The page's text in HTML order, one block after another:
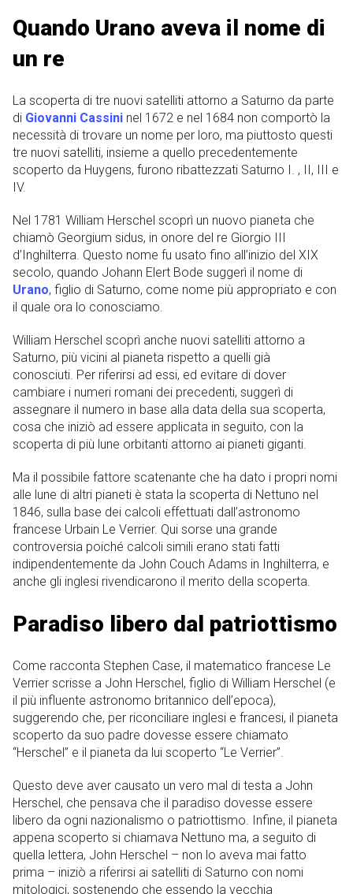
Quando Urano aveva il nome di
un re
La scoperta di tre nuovi satelliti attorno a Saturno da parte
di Giovanni Cassini nel 1672 e nel 1684 non comportò la
necessità di trovare un nome per loro, ma piuttosto questi
tre nuovi satelliti, insieme a quello precedentemente
scoperto da Huygens, furono ribattezzati Saturno I. , II, III e
IV.
Nel 1781 William Herschel scoprì un nuovo pianeta che
chiamò Georgium sidus, in onore del re Giorgio III
d’Inghilterra. Questo nome fu usato fino all’inizio del XIX
secolo, quando Johann Elert Bode suggerì il nome di
Urano, figlio di Saturno, come nome più appropriato e con
il quale ora lo conosciamo.
William Herschel scoprì anche nuovi satelliti attorno a
Saturno, più vicini al pianeta rispetto a quelli già
conosciuti. Per riferirsi ad essi, ed evitare di dover
cambiare i numeri romani dei precedenti, suggerì di
assegnare il numero in base alla data della sua scoperta,
cosa che iniziò ad essere applicata in seguito, con la
scoperta di più lune orbitanti attorno ai pianeti giganti.
Ma il possibile fattore scatenante che ha dato i propri nomi
alle lune di altri pianeti è stata la scoperta di Nettuno nel
1846, sulla base dei calcoli effettuati dall’astronomo
francese Urbain Le Verrier. Qui sorse una grande
controversia poiché calcoli simili erano stati fatti
indipendentemente da John Couch Adams in Inghilterra, e
anche gli inglesi rivendicarono il merito della scoperta.
Paradiso libero dal patriottismo
Come racconta Stephen Case, il matematico francese Le
Verrier scrisse a John Herschel, figlio di William Herschel (e
il più influente astronomo britannico dell’epoca),
suggerendo che, per riconciliare inglesi e francesi, il pianeta
scoperto da suo padre dovesse essere chiamato
“Herschel” e il pianeta da lui scoperto “Le Verrier”.
Questo deve aver causato un vero mal di testa a John
Herschel, che pensava che il paradiso dovesse essere
libero da ogni nazionalismo o patriottismo. Infine, il pianeta
appena scoperto si chiamava Nettuno ma, a seguito di
quella lettera, John Herschel – non lo aveva mai fatto
prima – iniziò a riferirsi ai satelliti di Saturno con nomi
mitologici, sostenendo che essendo la vecchia